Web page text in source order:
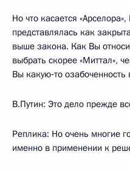
Но что касается
представлялась как
выше закона. Как Вы
выбрать скорее «Миттал»,
Вы какую‑то озабоченность
В.Путин: Это дело прежде
Реплика: Но очень многие
именно в применении к